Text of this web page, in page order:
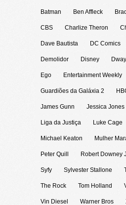
Batman Ben Affleck
CBS Charlize Theron
Dave Bautista DC Comics
Demolidor Disney
Ego Entertainment Weekly
Guardiões da Galáxia 2
James Gunn Jessica Jones
Liga da Justiça Luke Cage
Michael Keaton Mulher
Peter Quill Robert Downey
Syfy Sylvester Stallone
The Rock Tom Holland
Vin Diesel Warner Bros